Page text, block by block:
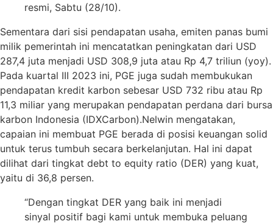
resmi, Sabtu (28/10).
Sementara dari sisi pendapatan usaha, emiten panas bumi
milik pemerintah ini mencatatkan peningkatan dari USD
287,4 juta menjadi USD 308,9 juta atau Rp 4,7 triliun (yoy).
Pada kuartal III 2023 ini, PGE juga sudah membukukan
pendapatan kredit karbon sebesar USD 732 ribu atau Rp
11,3 miliar yang merupakan pendapatan perdana dari bursa
karbon Indonesia (IDXCarbon).Nelwin mengatakan,
capaian ini membuat PGE berada di posisi keuangan solid
untuk terus tumbuh secara berkelanjutan. Hal ini dapat
dilihat dari tingkat debt to equity ratio (DER) yang kuat,
yaitu di 36,8 persen.
“Dengan tingkat DER yang baik ini menjadi
sinyal positif bagi kami untuk membuka peluang